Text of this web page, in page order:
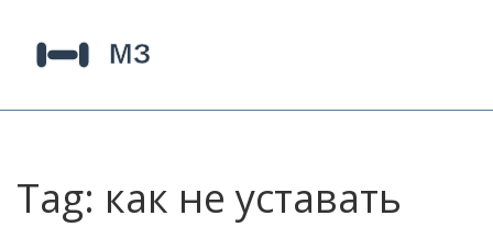
Tag: как не уставать